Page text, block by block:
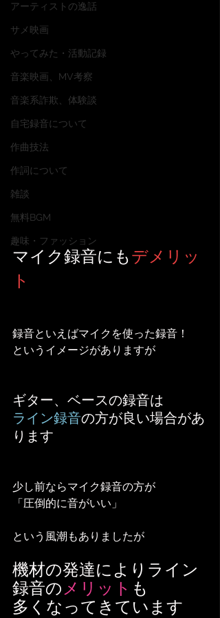
アーティストの逸話
サメ映画
やってみた・活動記録
音楽映画、MV考察
音楽系詐欺、体験談
自宅録音について
作曲技法
作詞について
雑談
無料BGM
趣味・ファッション
マイク録音にもデメリッ
ト
録音といえばマイクを使った録音！
というイメージがありますが
ギター、ベースの録音は
ライン録音の方が良い場合があ
ります
少し前ならマイク録音の方が
「圧倒的に音がいい」
という風潮もありましたが
機材の発達によりライン
録音のメリット も
多くなってきています